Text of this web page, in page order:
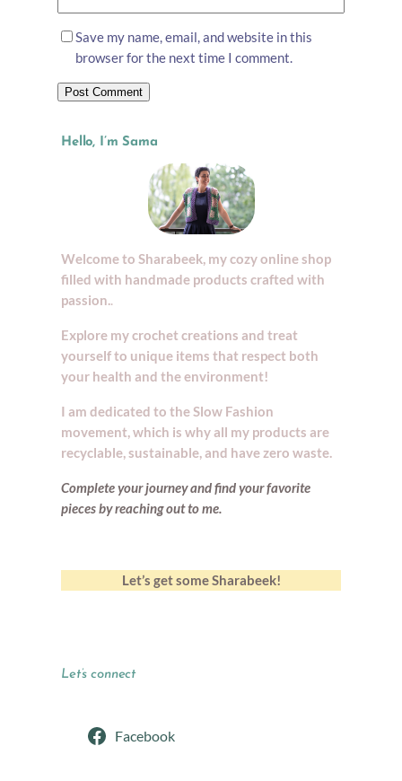
Save my name, email, and website in this
browser for the next time I comment.
Hello, I’m Sama
Welcome to Sharabeek, my cozy online shop
filled with handmade products crafted with
passion..
Explore my crochet creations and treat
yourself to unique items that respect both
your health and the environment!
I am dedicated to the Slow Fashion
movement, which is why all my products are
recyclable, sustainable, and have zero waste.
Complete your journey and find yourfavorite
pieces by reaching out to me.
Let’s get some Sharabeek!
Let’s connect
Facebook